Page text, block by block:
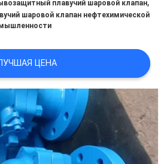
плавучий шаровой клапан
шаровой клапан нефтехимической
ЦЕНА